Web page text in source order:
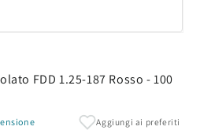
FDD 1.25-187 Rosso - 100
Aggiungi ai preferiti